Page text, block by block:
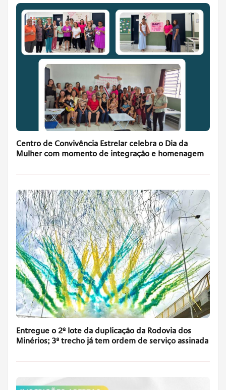
Centro de Convivência Estrelar celebra o Dia da
Mulher com momento de integração e homenagem
Entregue o 2º lote da duplicação da Rodovia dos
Minérios; 3º trecho já tem ordem de serviço assinada